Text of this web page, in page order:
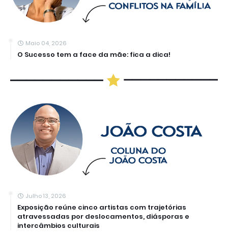
Maio 04, 2026
O Sucesso tem a face da mãe: fica a dica!
Julho 13, 2026
Exposição reúne cinco artistas com trajetórias
atravessadas por deslocamentos, diásporas e
intercâmbios culturais